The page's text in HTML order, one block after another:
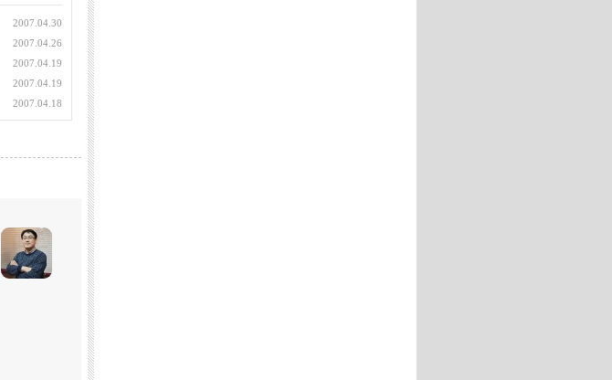
2007.04.30
2007.04.26
2007.04.19
2007.04.19
2007.04.18